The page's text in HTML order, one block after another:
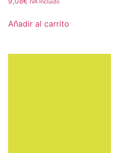
IVA Incluido
Añadir al carrito